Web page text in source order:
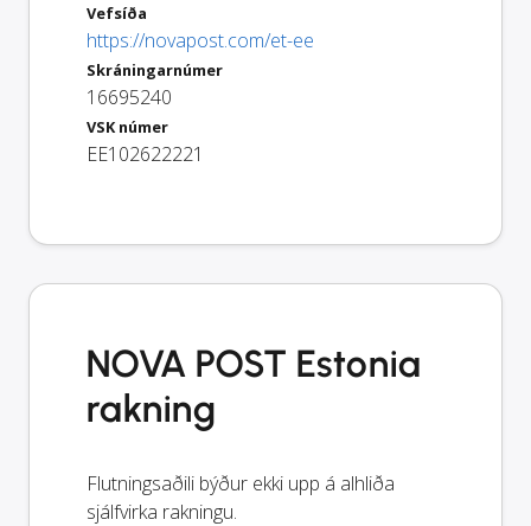
Vefsíða
https://novapost.com/et-ee
Skráningarnúmer
16695240
VSK númer
EE102622221
NOVA POST Estonia
rakning
Flutningsaðili býður ekki upp á alhliða
sjálfvirka rakningu.